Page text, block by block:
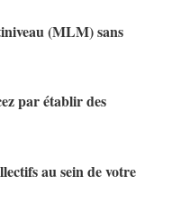
(MLM) sans
par établir des
au sein de votre